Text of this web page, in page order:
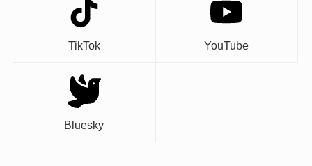
TikTok YouTube
Bluesky